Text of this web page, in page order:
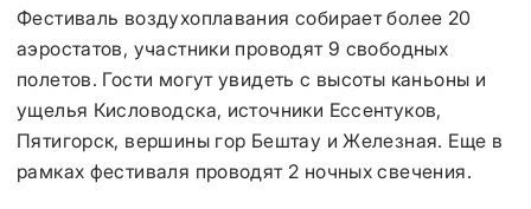
Фестиваль воздухоплавания собирает более 20
аэростатов, участники проводят 9 свободных
полетов. Гости могут увидеть с высоты каньоны и
ущелья Кисловодска, источники Ессентуков,
Пятигорск, вершины гор Бештау и Железная. Еще в
рамках фестиваля проводят 2 ночных свечения.